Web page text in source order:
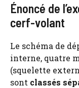
Énoncé de
cerf-volant
Le schéma de
interne, quatre
(squelette
sont classés